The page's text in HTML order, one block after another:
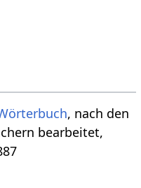
, nach den
bearbeitet,